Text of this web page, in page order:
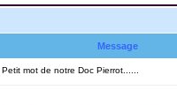
Message
mot de notre Doc Pierrot......